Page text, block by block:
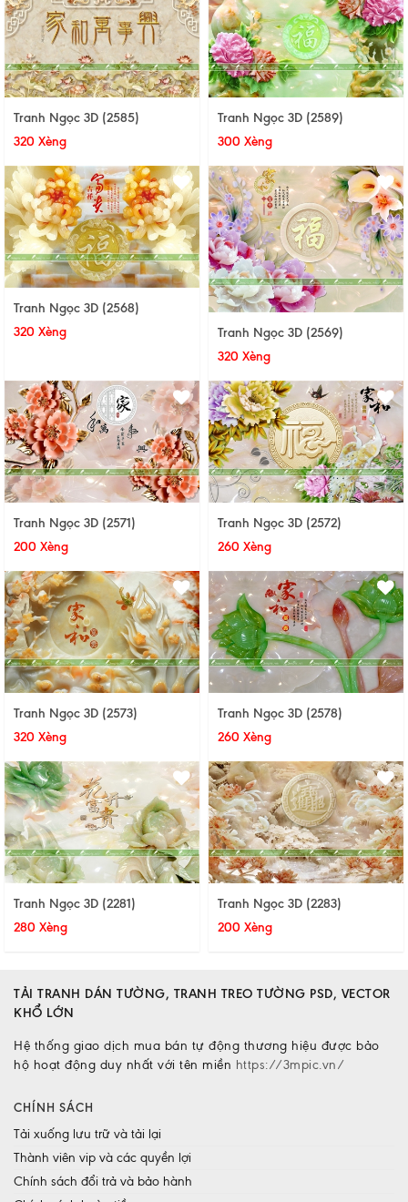
Tranh Ngọc 3D (2585)
320 Xèng
Tranh Ngọc 3D (2589)
300 Xèng
Tranh Ngọc 3D (2568)
320 Xèng
Tranh Ngọc 3D (2569)
320 Xèng
Tranh Ngọc 3D (2571)
200 Xèng
Tranh Ngọc 3D (2572)
260 Xèng
Tranh Ngọc 3D (2573)
320 Xèng
Tranh Ngọc 3D (2578)
260 Xèng
Tranh Ngọc 3D (2281)
280 Xèng
Tranh Ngọc 3D (2283)
200 Xèng
TẢI TRANH DÁN TƯỜNG, TRANH TREO TƯỜNG PSD, VECTOR
KHỔ LỚN
Hệ thống giao dịch mua bán tự động thương hiệu được bảo
hộ hoạt động duy nhất với tên miền https://3mpic.vn/
CHÍNH SÁCH
Tải xuống lưu trữ và tải lại
Thành viên vip và các quyền lợi
Chính sách đổi trả và bảo hành